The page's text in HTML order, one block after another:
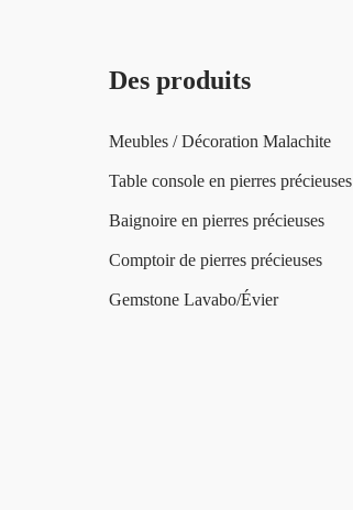
Des produits
Meubles / Décoration Malachite
Table console en pierres précieuses
Baignoire en pierres précieuses
Comptoir de pierres précieuses
Gemstone Lavabo/Évier